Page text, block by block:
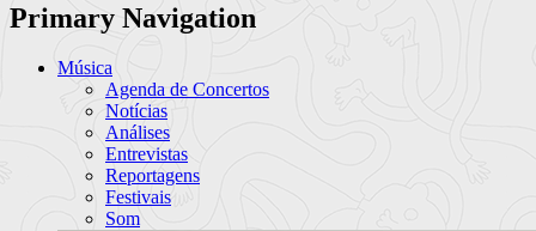
Primary Navigation
Música
Agenda de Concertos
Notícias
Análises
Entrevistas
Reportagens
Festivais
Som